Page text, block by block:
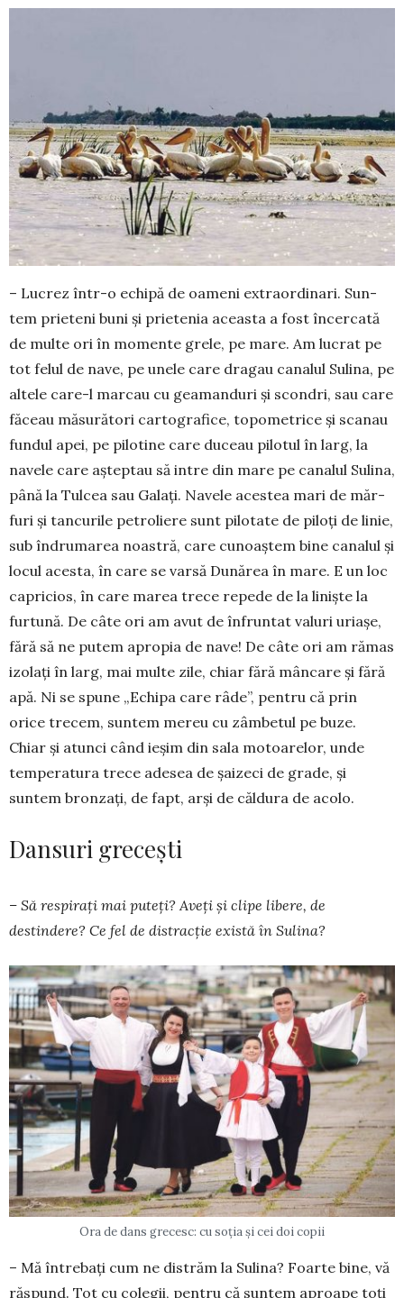
– Lucrez într-o echi­pă de oameni extraordinari. Sun­
tem prieteni buni și prietenia aceasta a fost încercată
de multe ori în momente grele, pe mare. Am lucrat pe
tot felul de nave, pe unele care dragau canalul Sulina, pe
altele care-l marcau cu geamanduri și scondri, sau care
făceau măsurători cartografice, topometrice și scanau
fundul apei, pe pi­lotine care duceau pilotul în larg, la
navele care așteptau să intre din mare pe canalul Sulina,
până la Tulcea sau Galați. Navele acestea mari de măr­
furi și tancurile petroliere sunt pilotate de piloți de linie,
sub îndrumarea noastră, care cunoaștem bine canalul și
locul acesta, în care se varsă Dunărea în mare. E un loc
capricios, în care marea trece repede de la liniște la
furtună. De câte ori am avut de în­fruntat valuri uriașe,
fără să ne putem apropia de na­ve! De câte ori am rămas
izolați în larg, mai multe zile, chiar fără mâncare și fără
apă. Ni se spune „Echipa care râde”, pentru că prin
orice tre­cem, suntem mereu cu zâmbetul pe buze.
Chiar și atunci când ieșim din sala motoarelor, unde
tempe­ratura trece adesea de șaizeci de grade, și
suntem bronzați, de fapt, arși de căldura de acolo.
Dansuri grecești
– Să respirați mai puteți? Aveți și clipe libere, de
destindere? Ce fel de distracție există în Su­lina?
Ora de dans grecesc: cu soția și cei doi copii
– Mă întrebați cum ne distrăm la Sulina? Foarte bine, vă
răspund. Tot cu colegii, pentru că suntem aproape toți